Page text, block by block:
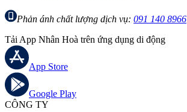
Phản ánh chất lượng dịch vụ: 091 140 8966
Tải App Nhân Hoà trên ứng dụng di động
App Store
Google Play
CÔNG TY